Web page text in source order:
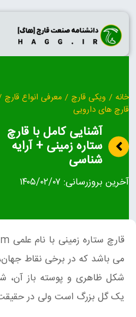
Skip
content
خانه / ویکی قارچ / معرفی انواع قارچ
قارچ‌ های دارویی
آشنایی کامل با قارچ
ستاره زمینی + آرایه
شناسی
آخرین بروزرسانی: ۱۴۰۵/۰۲/۰۷
می باشد که در برخی نقاط
شکل ظاهری و پوسته باز آن،
یک گل بزرگ است ولی در